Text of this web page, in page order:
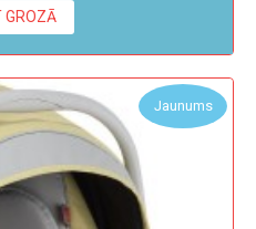
GROZĀ
Jaunums